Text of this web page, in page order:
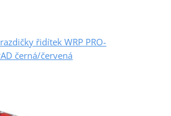
řidítek WRP PRO-
černá/červená